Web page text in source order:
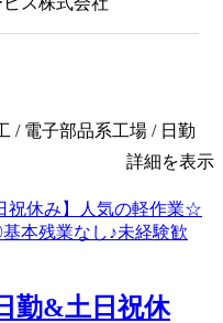
/ 電子部品系工場 / 日勤
詳細を表示
勤&土日祝休